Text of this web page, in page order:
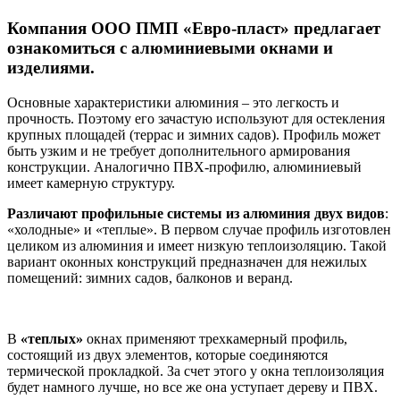
Компания ООО ПМП «Евро-пласт» предлагает
ознакомиться с алюминиевыми окнами и
изделиями.
Основные характеристики алюминия – это легкость и
прочность. Поэтому его зачастую используют для остекления
крупных площадей (террас и зимних садов). Профиль может
быть узким и не требует дополнительного армирования
конструкции. Аналогично ПВХ-профилю, алюминиевый
имеет камерную структуру.
Различают профильные системы из алюминия двух видов:
«холодные» и «теплые». В первом случае профиль изготовлен
целиком из алюминия и имеет низкую теплоизоляцию. Такой
вариант оконных конструкций предназначен для нежилых
помещений: зимних садов, балконов и веранд.
В «теплых» окнах применяют трехкамерный профиль,
состоящий из двух элементов, которые соединяются
термической прокладкой. За счет этого у окна теплоизоляция
будет намного лучше, но все же она уступает дереву и ПВХ.